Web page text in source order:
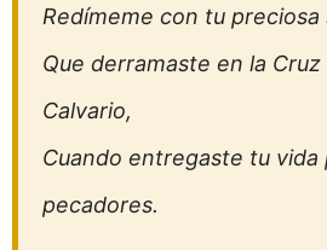
Redímeme con tu preciosa
Que derramaste en la
Calvario,
Cuando entregaste tu vida
pecadores.